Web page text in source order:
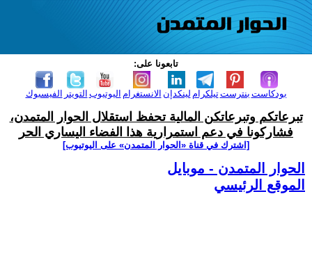
تابعونا على:
الفيسبوك التويتر اليوتيوب الانستغرام لينكدإن تيلكرامبنترست بودكاست
تبرعاتكم وتبرعاتكن المالية تحفظ استقلال الحوار المتمدن،
فشاركونا في دعم استمرارية هذا الفضاء اليساري الحر
[اشترك في قناة ‫«الحوار المتمدن» على اليوتيوب]
الحوار المتمدن - موبايل
الموقع الرئيسي